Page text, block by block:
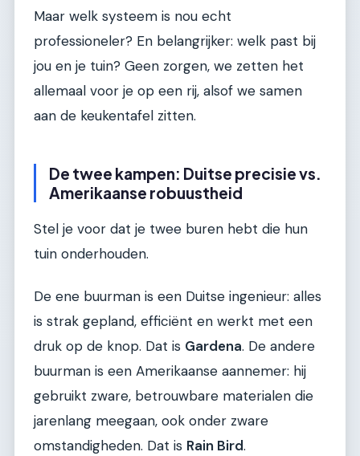
Maar welk systeem is nou echt
professioneler? En belangrijker: welk past bij
jou en je tuin? Geen zorgen, we zetten het
allemaal voor je op een rij, alsof we samen
aan de keukentafel zitten.
De twee kampen: Duitse precisie vs.
Amerikaanse robuustheid
Stel je voor dat je twee buren hebt die hun
tuin onderhouden.
De ene buurman is een Duitse ingenieur: alles
is strak gepland, efficiënt en werkt met een
druk op de knop. Dat is Gardena. De andere
buurman is een Amerikaanse aannemer: hij
gebruikt zware, betrouwbare materialen die
jarenlang meegaan, ook onder zware
omstandigheden. Dat is Rain Bird.